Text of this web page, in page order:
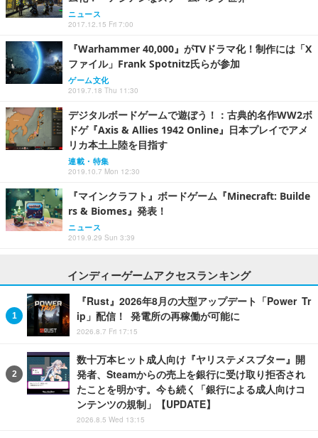
ニュース
2017.12.15 Fri 7:00
『Warhammer 40,000』がTVドラマ化！制作には「X
ファイル」Frank Spotnitz氏らが参加
ゲーム文化
2019.7.18 Thu 11:30
デジタルボードゲームで遊ぼう！：古典的名作WW2ボ
ドゲ『Axis & Allies 1942 Online』日本プレイでアメ
リカ本土上陸を目指す
連載・特集
2019.10.7 Mon 12:30
『マインクラフト』ボードゲーム『Minecraft: Builde
rs & Biomes』発表！
ニュース
2019.9.29 Sun 3:39
インディーゲームアクセスランキング
『Rust』2026年8月の大型アップデート「Power Tr
ip」配信！ 発電所の再稼働が可能に
2026.8.7 Fri 17:15
数十万本ヒット成人向け『ヤリステメスブター』開
発者、Steamからの売上を銀行に受け取り拒否され
たことを明かす。今も続く「銀行による成人向けコ
ンテンツの規制」【UPDATE】
2026.8.5 Wed 13:15